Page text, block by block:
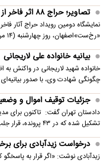
تصاویر؛ حراج ۸۸ اثر فاخر از عهد تیموریان تا دوره معاصر
نمایشگاه دومین رویداد حراج آثار
«رخ‌ست»اصفهان، روز چهارشنبه (۱۴ مرداد ۱۴۰۵) در تالار هنر هتل…
بیانیه خانواده علی لاریجانی
خانواده شهید لاریجانی در واکنش به
چگونگی شهادت وی، با صدور بیانیه‌ای
جزئیات توقیف اموال و
تشکیل شده که در ۴۳ پرونده، قرار جلب دادرسی صادر شده اس…
درخواست زیدآبادی برای
زیدآبادی نوشت: «اگر قرار به